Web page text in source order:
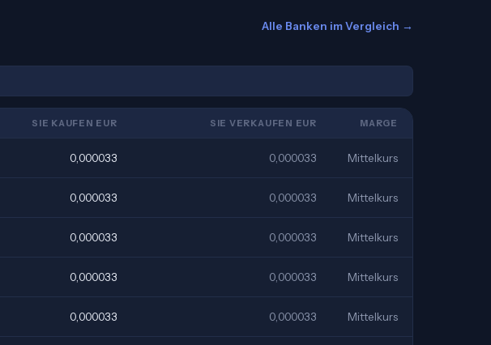
Alle Banken im Vergleich →
SIE KAUFEN EUR SIE VERKAUFEN EUR MARGE
0,000033 0,000033 Mittelkurs
0,000033 0,000033 Mittelkurs
0,000033 0,000033 Mittelkurs
0,000033 0,000033 Mittelkurs
0,000033 0,000033 Mittelkurs